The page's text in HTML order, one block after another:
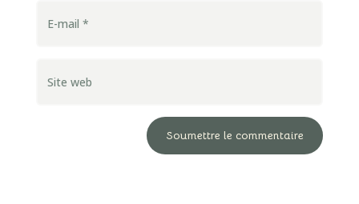
Soumettre le commentaire